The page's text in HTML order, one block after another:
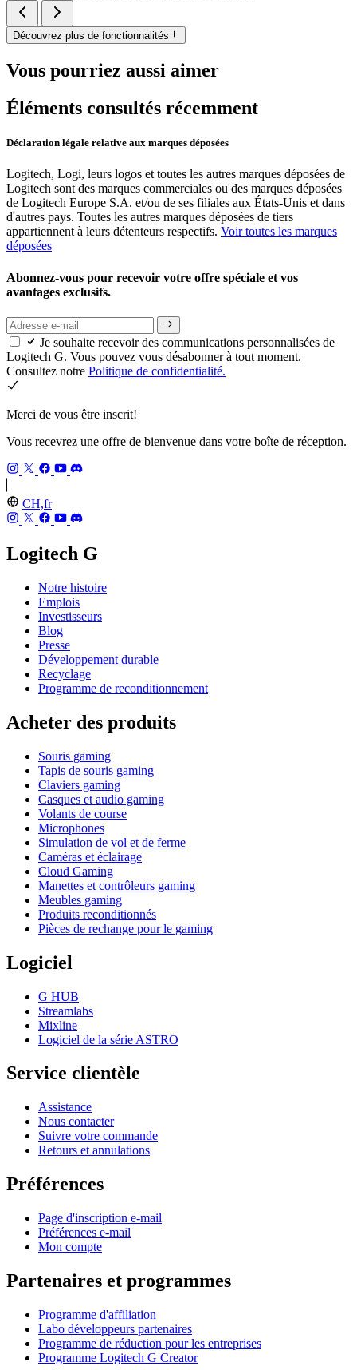
Découvrez plus de fonctionnalités
Vous pourriez aussi aimer
Éléments consultés récemment
Déclaration légale relative aux marques déposées
Logitech, Logi, leurs logos et toutes les autres marques déposées de
Logitech sont des marques commerciales ou des marques déposées
de Logitech Europe S.A. et/ou de ses filiales aux États-Unis et dans
d'autres pays. Toutes les autres marques déposées de tiers
appartiennent à leurs détenteurs respectifs. Voir toutes les marques
déposées
Abonnez-vous pour recevoir votre offre spéciale et vos
avantages exclusifs.
Je souhaite recevoir des communications personnalisées de
Logitech G. Vous pouvez vous désabonner à tout moment.
Consultez notre Politique de confidentialité.
Merci de vous être inscrit!
Vous recevrez une offre de bienvenue dans votre boîte de réception.
CH,fr
Logitech G
Notre histoire
Emplois
Investisseurs
Blog
Presse
Développement durable
Recyclage
Programme de reconditionnement
Acheter des produits
Souris gaming
Tapis de souris gaming
Claviers gaming
Casques et audio gaming
Volants de course
Microphones
Simulation de vol et de ferme
Caméras et éclairage
Cloud Gaming
Manettes et contrôleurs gaming
Meubles gaming
Produits reconditionnés
Pièces de rechange pour le gaming
Logiciel
G HUB
Streamlabs
Mixline
Logiciel de la série ASTRO
Service clientèle
Assistance
Nous contacter
Suivre votre commande
Retours et annulations
Préférences
Page d'inscription e-mail
Préférences e-mail
Mon compte
Partenaires et programmes
Programme d'affiliation
Labo développeurs partenaires
Programme de réduction pour les entreprises
Programme Logitech G Creator